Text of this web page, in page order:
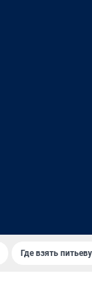
Где взять